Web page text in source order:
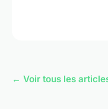
← Voir tous les